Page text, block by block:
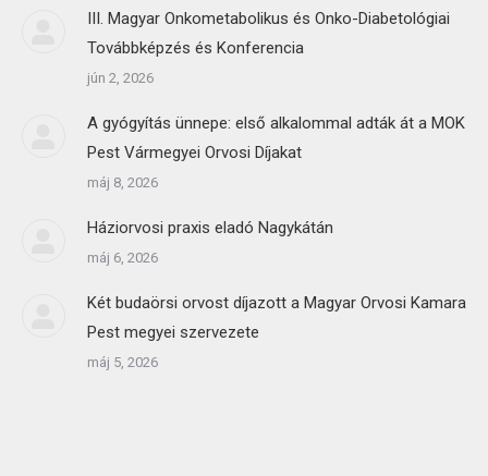
III. Magyar Onkometabolikus és Onko-Diabetológiai
Továbbképzés és Konferencia
jún 2, 2026
A gyógyítás ünnepe: első alkalommal adták át a MOK
Pest Vármegyei Orvosi Díjakat
máj 8, 2026
Háziorvosi praxis eladó Nagykátán
máj 6, 2026
Két budaörsi orvost díjazott a Magyar Orvosi Kamara
Pest megyei szervezete
máj 5, 2026